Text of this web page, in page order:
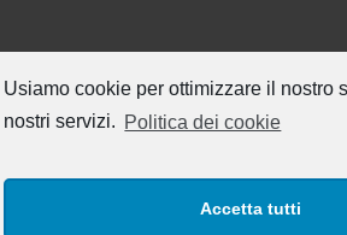
Usiamo cookie per ottimizzare il nostro
nostri servizi. Politica dei cookie
Accetta tutti
CERCA NEL SITO